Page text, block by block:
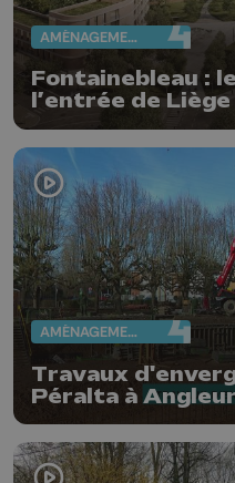
AMÉNAGEMENT DU TERRITOIRE
Fontainebleau :
l’entrée de Liège
AMÉNAGEMENT DU TERRITOIRE
Travaux
Péralta à Angleur